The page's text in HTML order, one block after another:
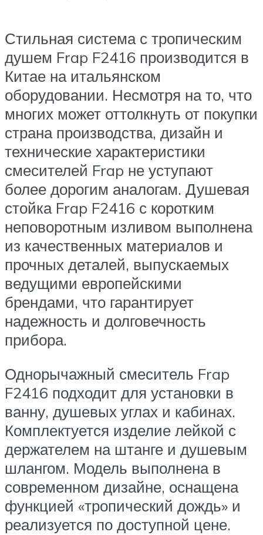
Стильная система с тропическим
душем Frap F2416 производится в
Китае на итальянском
оборудовании. Несмотря на то, что
многих может оттолкнуть от покупки
страна производства, дизайн и
технические характеристики
смесителей Frap не уступают
более дорогим аналогам. Душевая
стойка Frap F2416 с коротким
неповоротным изливом выполнена
из качественных материалов и
прочных деталей, выпускаемых
ведущими европейскими
брендами, что гарантирует
надежность и долговечность
прибора.
Однорычажный смеситель Frap
F2416 подходит для установки в
ванну, душевых углах и кабинах.
Комплектуется изделие лейкой с
держателем на штанге и душевым
шлангом. Модель выполнена в
современном дизайне, оснащена
функцией «тропический дождь» и
реализуется по доступной цене.